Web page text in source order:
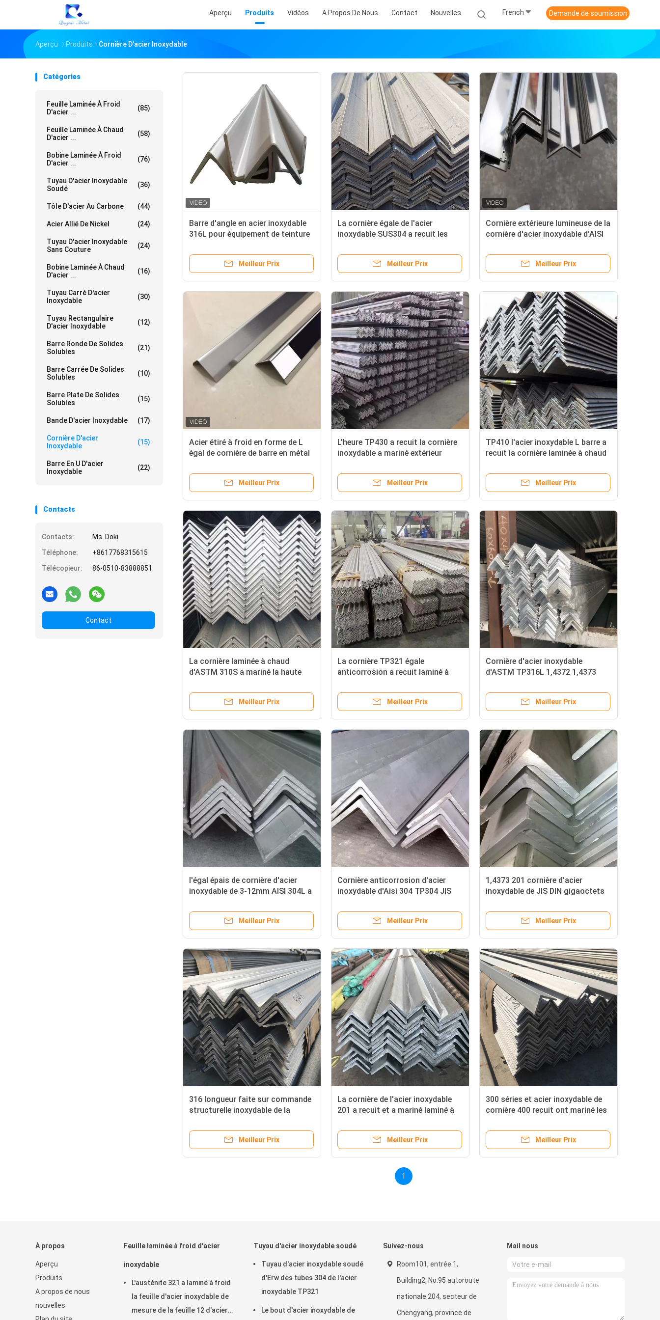
Aperçu Produits Vidéos A Propos De Nous Contact Nouvelles French Demande de soumission
Aperçu Produits Cornière D'acier Inoxydable
Catégories
Feuille Laminée À Froid
D'acier ...
(85)
Feuille Laminée À Chaud
D'acier ...
(58)
Bobine Laminée À Froid
D'acier ...
(76)
Tuyau D'acier Inoxydable
Soudé
(36)
Tôle D'acier Au Carbone (44)
Acier Allié De Nickel (24)
Tuyau D'acier Inoxydable
Sans Couture
(24)
Bobine Laminée À Chaud
D'acier ...
(16)
Tuyau Carré D'acier
Inoxydable
(30)
Tuyau Rectangulaire
D'acier Inoxydable
(12)
Barre Ronde De Solides
Solubles
(21)
Barre Carrée De Solides
Solubles
(10)
Barre Plate De Solides
Solubles
(15)
Bande D'acier Inoxydable (17)
Cornière D'acier
Inoxydable
(15)
Barre En U D'acier
Inoxydable
(22)
Contacts
Contacts:
Ms. Doki
Téléphone:
+8617768315615
Télécopieur:
86-0510-83888851
Contact
Barre d'angle en acier inoxydable
316L pour équipement de teinture
Meilleur Prix
La cornière égale de l'acier
inoxydable SUS304 a recuit les
pêchent
Meilleur Prix
Cornière extérieure lumineuse de la
cornière d'acier inoxydable d'AISI
Meilleur Prix
Acier étiré à froid en forme de L
égal de cornière de barre en métal
Meilleur Prix
L'heure TP430 a recuit la cornière
inoxydable a mariné extérieur
Meilleur Prix
TP410 l'acier inoxydable L barre a
recuit la cornière laminée à chaud
Meilleur Prix
La cornière laminée à chaud
d'ASTM 310S a mariné la haute
Meilleur Prix
La cornière TP321 égale
anticorrosion a recuit laminé à
Meilleur Prix
Cornière d'acier inoxydable
d'ASTM TP316L 1,4372 1,4373
Meilleur Prix
l'égal épais de cornière d'acier
inoxydable de 3-12mm AISI 304L a
Meilleur Prix
Cornière anticorrosion d'acier
inoxydable d'Aisi 304 TP304 JIS
Meilleur Prix
1,4373 201 cornière d'acier
inoxydable de JIS DIN gigaoctets
Meilleur Prix
316 longueur faite sur commande
structurelle inoxydable de la
Meilleur Prix
La cornière de l'acier inoxydable
201 a recuit et a mariné laminé à
Meilleur Prix
300 séries et acier inoxydable de
cornière 400 recuit ont mariné les
Meilleur Prix
1
À propos
Aperçu
Produits
A propos de nous
nouvelles
Feuille laminée à froid d'acier
inoxydable
L'austénite 321 a laminé à froid
la feuille d'acier inoxydable de
mesure de la feuille 12 d'acier
Tuyau d'acier inoxydable soudé
Tuyau d'acier inoxydable soudé
d'Erw des tubes 304 de l'acier
inoxydable TP321
Le bout d'acier inoxydable de
Suivez-nous
Room101, entrée 1,
Building2, No.95 autoroute
nationale 204, secteur de
Chengyang, province de
Mail nous